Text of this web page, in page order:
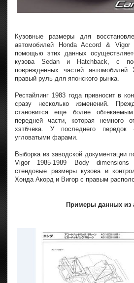
Кузовные размеры для
автомобилей Honda Accord &
помощью этих данных
кузова Sedan и Hatchback, с
поврежденных частей
правый руль для японского рынка.
Рестайлинг 1983 года привносит в
сразу несколько изменений.
становится еще более
передней части, которая немного
хэтбчека. У последнего
угловатыми фарами.
Выборка из заводской документации
Vigor 1985-1989 Body
стендовые размеры кузова и
Хонда Акорд и Вигор с правым
Примеры данных из